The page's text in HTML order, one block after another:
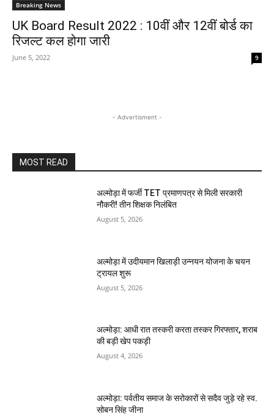
Breaking News
UK Board Result 2022 : 10वीं और 12वीं बोर्ड का
रिजल्ट कल होगा जारी
June 5, 2022 9
- Advertisment -
MOST READ
अल्मोड़ा में फर्जी TET प्रमाणपत्र से मिली सरकारी
नौकरी! तीन शिक्षक निलंबित
August 5, 2026
अल्मोड़ा में उदीयमान खिलाड़ी उन्नयन योजना के चयन
ट्रायल शुरू
August 5, 2026
अल्मोड़ा: आधी रात तस्करी करता तस्कर​ गिरफ्तार, शराब
की बड़ी खेप पकड़ी
August 4, 2026
अल्मोड़ा: पर्वतीय समाज के सरोकारों से सदैव जुड़े रहे स्व.
सोबन सिंह जीना